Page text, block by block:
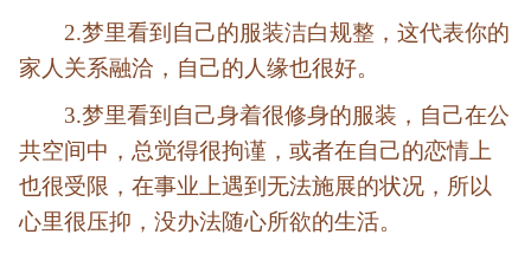
2.梦里看到自己的服装洁白规整，这代表你的
家人关系融洽，自己的人缘也很好。
3.梦里看到自己身着很修身的服装， 自己在公
共空间中，总觉得很拘谨，或者在自己的恋情上
也很受限，在事业上遇到无法施展的状况，所以
心里很压抑，没办法随心所欲的生活。